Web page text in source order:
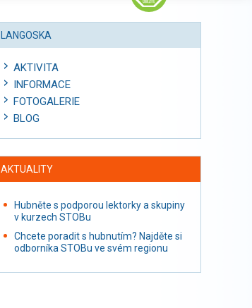
LANGOSKA
AKTIVITA
INFORMACE
FOTOGALERIE
BLOG
AKTUALITY
Hubněte s podporou lektorky a skupiny
v kurzech STOBu
Chcete poradit s hubnutím? Najděte si
odborníka STOBu ve svém regionu